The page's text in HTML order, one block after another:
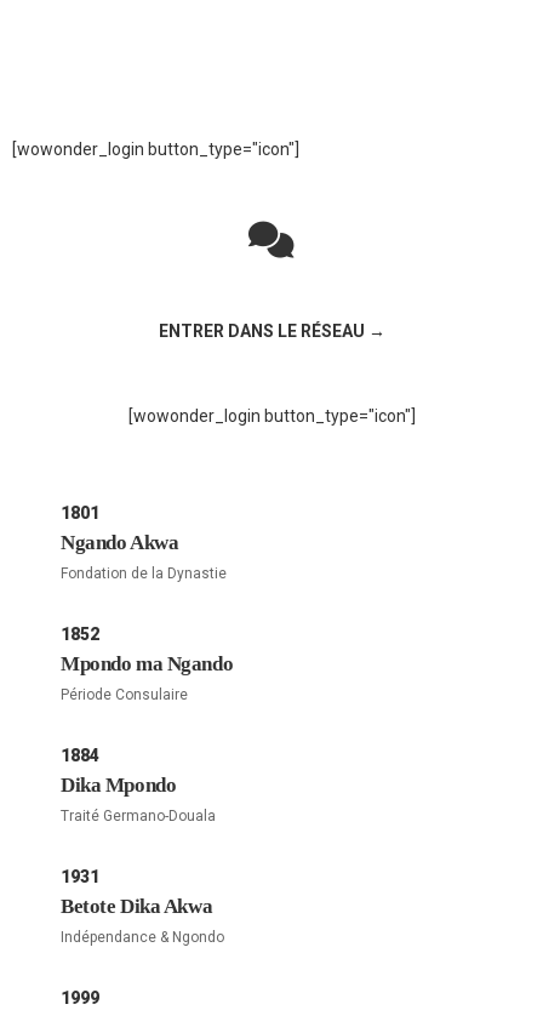
[wowonder_login button_type="icon"]
ENTRER DANS LE RÉSEAU →
[wowonder_login button_type="icon"]
1801
Ngando Akwa
Fondation de la Dynastie
1852
Mpondo ma Ngando
Période Consulaire
1884
Dika Mpondo
Traité Germano-Douala
1931
Betote Dika Akwa
Indépendance & Ngondo
1999